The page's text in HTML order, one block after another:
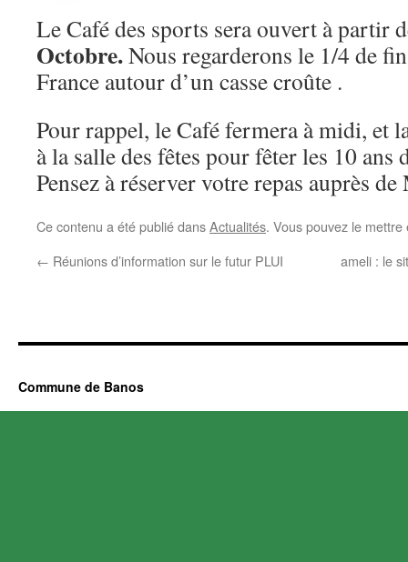
Le Café des sports sera ouvert à partir
Octobre.Nous regarderons le 1/4 de
France autour d’un casse croûte .
Pour rappel, le Café fermera à midi, et
à la salle des fêtes pour fêter les 10 ans
Pensez à réserver votre repas auprès
Ce contenu a été publié dansActualités. Vous pouvez le
← Réunions d’information sur le futur PLUI ameli : le
Commune de Banos